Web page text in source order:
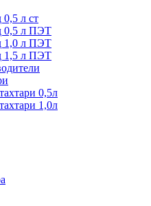
л ст
0,5 л ПЭТ
1,0 л ПЭТ
1,5 л ПЭТ
0,5л
1,0л